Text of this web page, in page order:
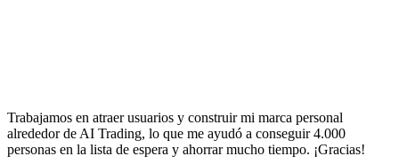
Trabajamos en atraer usuarios y construir mi marca personal
alrededor de AI Trading, lo que me ayudó a conseguir 4.000
personas en la lista de espera y ahorrar mucho tiempo. ¡Gracias!